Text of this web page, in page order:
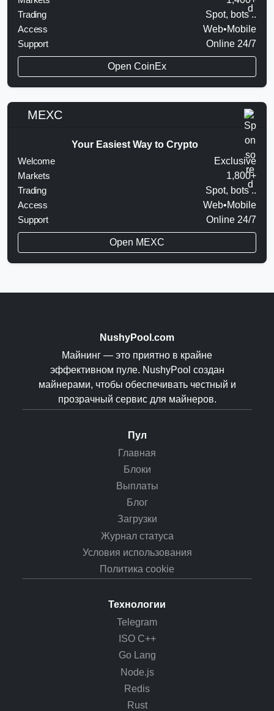
Trading
Spot, bots ..
Access
Web•Mobile
Support
Online 24/7
Open CoinEx
MEXC
Your Easiest Way to Crypto
Welcome
Exclusive
Markets
1,800+
Trading
Spot, bots ..
Access
Web•Mobile
Support
Online 24/7
Open MEXC
NushyPool.com
Майнинг — это приятно в крайне
эффективном пуле. NushyPool создан
майнерами, чтобы обеспечивать честный и
прозрачный сервис для майнеров.
Пул
Главная
Блоки
Выплаты
Блог
Загрузки
Журнал статуса
Условия использования
Политика cookie
Технологии
Telegram
ISO C++
Go Lang
Node.js
Redis
Rust